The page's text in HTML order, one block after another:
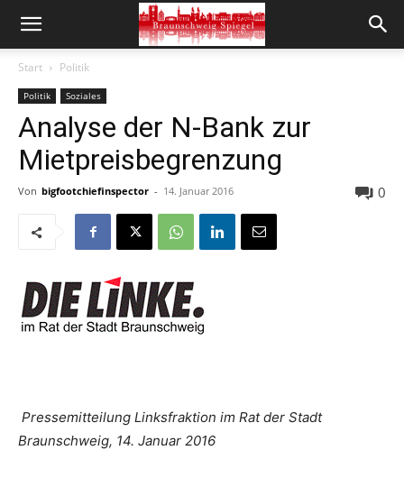
Start Politik
Politik Soziales
Analyse der N-Bank zur
Mietpreisbegrenzung
Von bigfootchiefinspector - 14. Januar 2016 0
Pressemitteilung Linksfraktion im Rat der Stadt
Braunschweig, 14. Januar 2016